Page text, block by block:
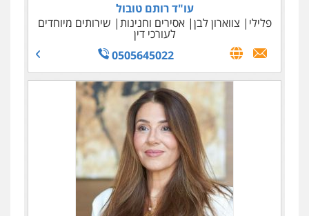
עו"ד רענן עמוסי
פלילי פשע חמור מעצרים וחקירות
0525981800
עו"ד רותם טובול
פלילי
צווארון לבן אסירים וחנינות שירותים מיוחדים
לעורכי דין
0505645022